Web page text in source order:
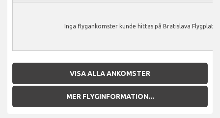
Inga flygankomster kunde hittas på Bratislava Flygplats.
VISA ALLA ANKOMSTER
MER FLYGINFORMATION...